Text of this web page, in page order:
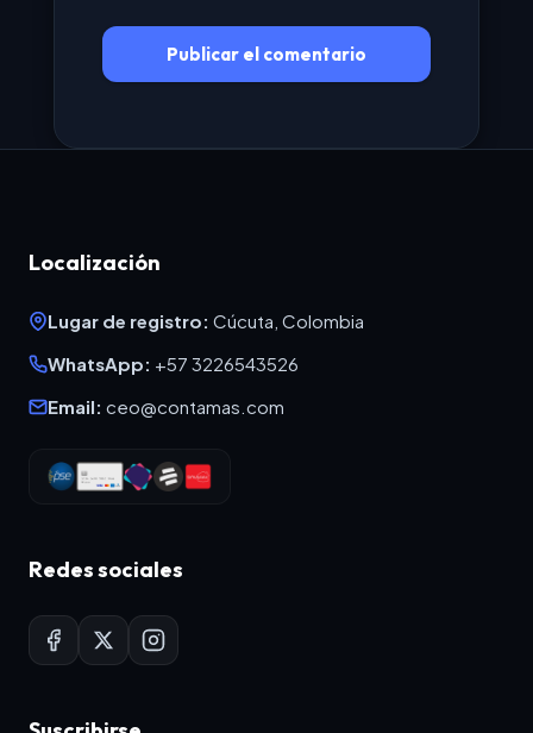
Localización
Lugar de registro: Cúcuta, Colombia
WhatsApp: +57 3226543526
Email: ceo@contamas.com
Redes sociales